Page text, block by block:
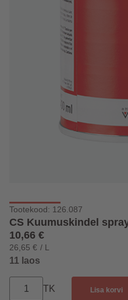
CS Kuumuskindel
10,66 €
26,65€ / L
Tootekood: 126.087
11 laos
TK Lisa korvi